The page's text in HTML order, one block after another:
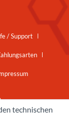
/ Support
technischen